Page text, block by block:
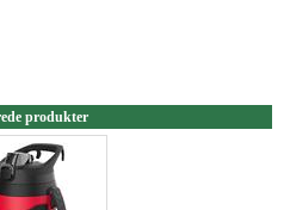
produkter